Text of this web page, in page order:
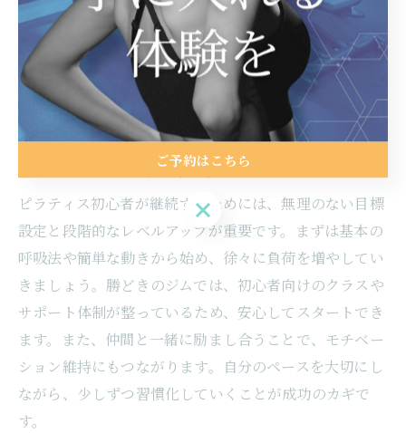
の体型へ近づけます。具体的には、週1回のパーソナル
トレーニングと週2回のピラティスを組み合わせ、食事
記録や運動ログを活用することで、目標達成までの道筋
が明確になります。両者の特性を活かして、無理なく継
続できるダイエットを実現しましょう。
ピラティス初心者が続けやすいポイント
ピラティス初心者が継続するためには、無理のない目標
設定と段階的なレベルアップが重要です。まずは基本の
呼吸法や簡単な動きから始め、徐々に負荷を増やしてい
きましょう。勝どきのジムでは、初心者向けのクラスや
サポート体制が整っているため、安心してスタートでき
ます。また、仲間と一緒に励まし合うことで、モチベー
ション維持にもつながります。自分のペースを大切にし
ながら、少しずつ習慣化していくことが成功のカギで
す。
ご予約はこちら
ご予約はこちら